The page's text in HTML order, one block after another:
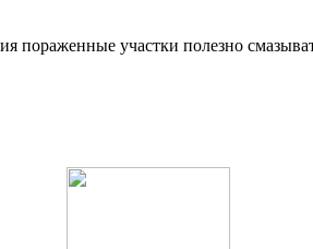
участки полезно